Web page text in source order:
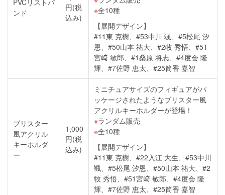
PVCリストバ
ンド
円(税
込み)
全10種
【展開デザイン】
#11東 克樹、#53中川 颯、#5松尾 汐
恩、#50山本 祐大、#2牧 秀悟、#51
宮﨑 敏郎、#1桑原 将志、#4度会 隆
輝、#7佐野 恵太、#25筒香 嘉智
ブリスター
風アクリル
キーホルダ
ー
1,000
円(税
込み)
ミニチュアサイズのフィギュアがパ
ッケージされたようなブリスター風
アクリルキーホルダーが登場！
ランダム販売
全10種
【展開デザイン】
#11東 克樹、#22入江 大生、#53中川
颯、#5松尾 汐恩、#50山本 祐大、#2
牧 秀悟、#51宮﨑 敏郎、#4度会 隆
輝、#7佐野 恵太、#25筒香 嘉智